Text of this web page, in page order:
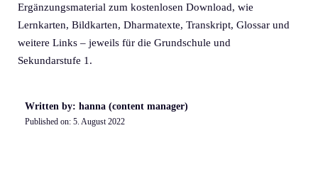
Ergänzungsmaterial zum kostenlosen Download, wie
Lernkarten, Bildkarten, Dharmatexte, Transkript, Glossar und
weitere Links – jeweils für die Grundschule und
Sekundarstufe 1.
Written by: hanna (content manager)
Published on: 5. August 2022